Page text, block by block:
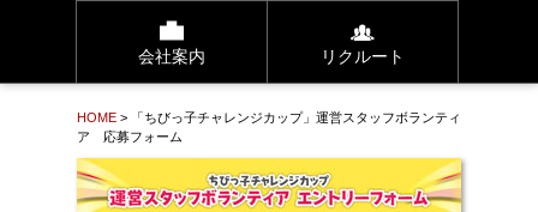
会社案内 リクルート
HOME > 「ちびっ子チャレンジカップ」運営スタッフボランティ
ア 応募フォーム